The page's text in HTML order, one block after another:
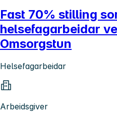
Fast 70% stilling
helsefagarbeidar
Omsorgstun
Helsefagarbeidar
Arbeidsgiver